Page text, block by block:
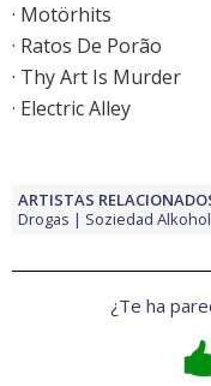
· Motörhits
· Ratos De Porão
· Thy Art Is Murder
· Electric Alley
ARTISTAS
Drogas
Soziedad
¿Te ha